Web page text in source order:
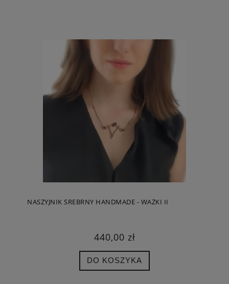
NASZYJNIK SREBRNY HANDMADE - WAŻKI II
440,00 zł
DO KOSZYKA